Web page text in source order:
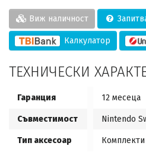
Виж наличност
Калкулатор
ТЕХНИЧЕСКИ
Гаранция 12 месеца
Съвместимост Nintendo
Тип аксесоар Комплекти